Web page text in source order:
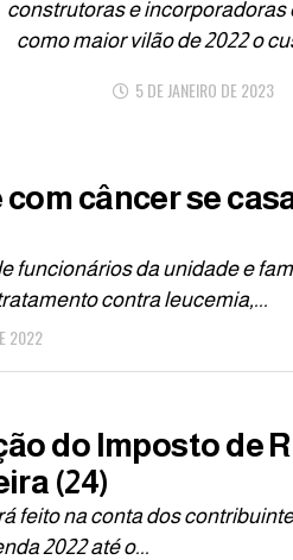
construtoras e incorporadoras
como maior vilão de 2022 o
5 DE JANEIRO DE 2023
com câncer se
funcionários da unidade e
contra leucemia,...
2022
do Imposto de
(24)
feito na conta dos
2022 até o...